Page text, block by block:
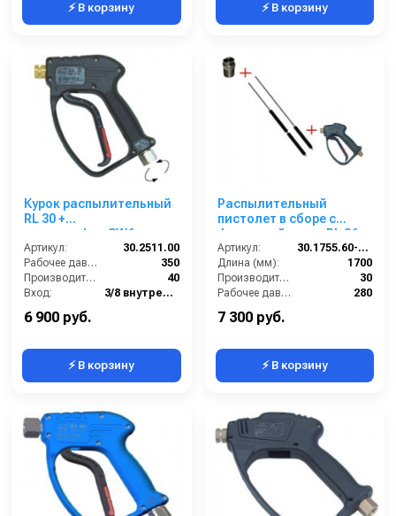
⚡ В корзину ⚡ В корзину
Курок распылительный
RL 30 +
поворот.фит.SW6. вход
3/8г; выход 1/4г.
Артикул:
30.2511.00
Рабочее давление (бар):
350
Производительность (л/мин):
40
Вход:
3/8 внутренняя резьба вращающаяся
6 900 руб.
⚡ В корзину
Распылительный
пистолет в сборе с
форсункой курок RL 26
М22х1,5ш 1700 мм.
(Изогнутый)
Артикул:
30.1755.60-1700ZINK PA26
Длина (мм):
1700
Производительность (л/мин):
30
Рабочее давление (бар):
280
7 300 руб.
⚡ В корзину